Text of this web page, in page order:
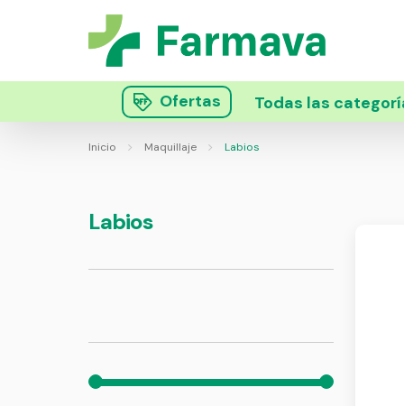
Ofertas Todas las
Inicio Maquillaje Labios
Labios